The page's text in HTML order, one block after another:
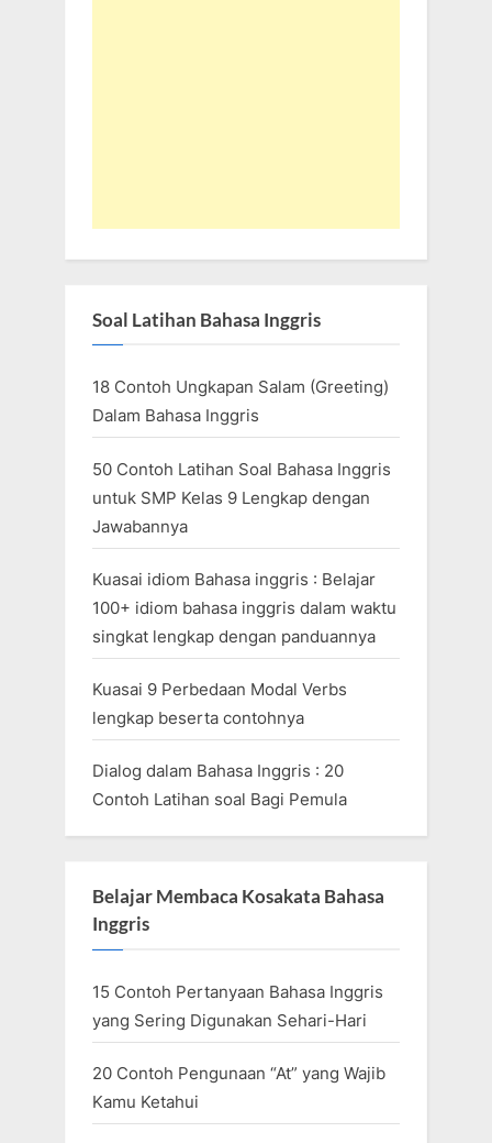
Soal Latihan Bahasa Inggris
18 Contoh Ungkapan Salam (Greeting)
Dalam Bahasa Inggris
50 Contoh Latihan Soal Bahasa Inggris
untuk SMP Kelas 9 Lengkap dengan
Jawabannya
Kuasai idiom Bahasa inggris : Belajar
100+ idiom bahasa inggris dalam waktu
singkat lengkap dengan panduannya
Kuasai 9 Perbedaan Modal Verbs
lengkap beserta contohnya
Dialog dalam Bahasa Inggris : 20
Contoh Latihan soal Bagi Pemula
Belajar Membaca Kosakata Bahasa
Inggris
15 Contoh Pertanyaan Bahasa Inggris
yang Sering Digunakan Sehari-Hari
20 Contoh Pengunaan “At” yang Wajib
Kamu Ketahui